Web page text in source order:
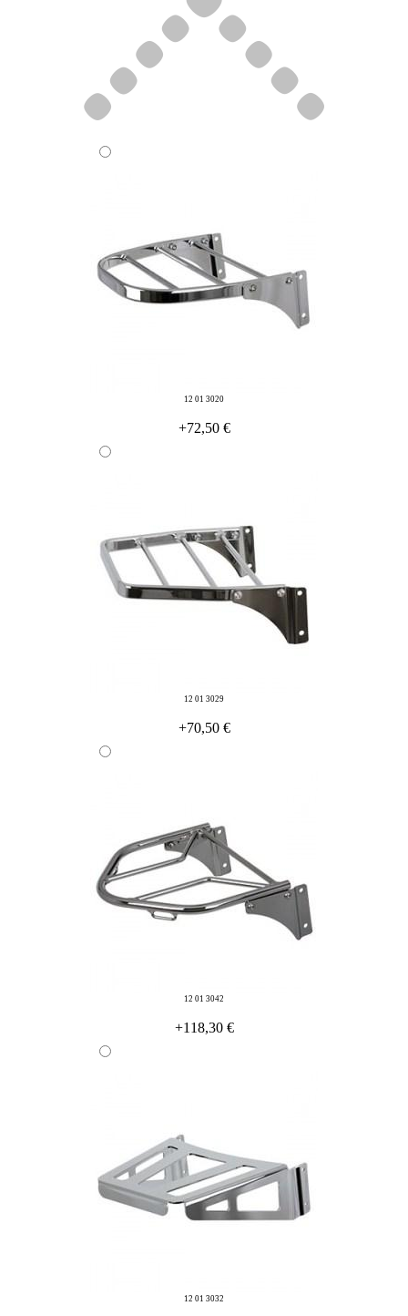
12 01 3020
+72,50 €
12 01 3029
+70,50 €
12 01 3042
+118,30 €
12 01 3032